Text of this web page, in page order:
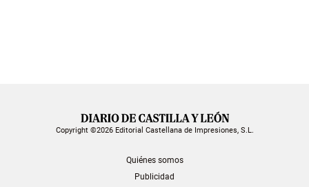
Copyright ©2026 Editorial Castellana de Impresiones, S.L.
Quiénes somos
Publicidad